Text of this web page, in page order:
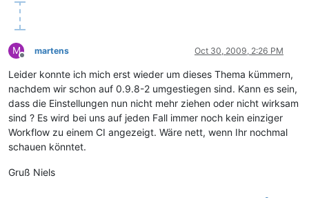
M
Offline
martens Oct 30, 2009, 2:26 PM
Leider konnte ich mich erst wieder um dieses Thema kümmern,
nachdem wir schon auf 0.9.8-2 umgestiegen sind. Kann es sein,
dass die Einstellungen nun nicht mehr ziehen oder nicht wirksam
sind ? Es wird bei uns auf jeden Fall immer noch kein einziger
Workflow zu einem CI angezeigt. Wäre nett, wenn Ihr nochmal
schauen könntet.
Gruß Niels